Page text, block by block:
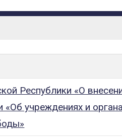
Республики «О
учреждениях и